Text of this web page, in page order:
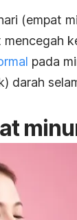
(empat
pada
darah